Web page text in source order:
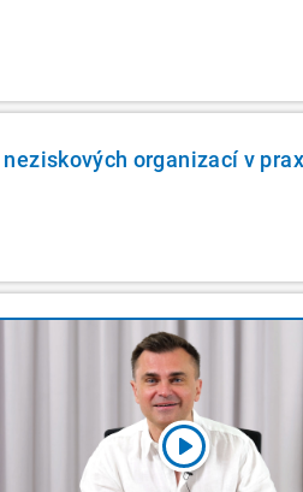
organizací v